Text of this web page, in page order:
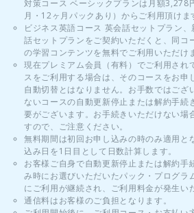
対策コース ベーシックプランは月額3,278
月・12ヶ月パックあり）からご利用頂けま
ビジネス英語コース 英会話セットプラン
話セットプランをご契約いただくと、同コ
の学習コンテンツを無料でご利用いただけ
現在プレミアム会員（有料）でご利用され
スをご利用する場合は、そのコースをお申
自動切替とはなりません。お手数ではござ
ないコースの自動更新停止または解約手続
要がございます。お手続きいただけない場
すので、ご注意ください。
無料期間は初回お申し込みの時のみ適用と
込み日を1日目として日数計算します。
お客様ご自身で自動更新停止または解約手
み時にお選びいただいたパック・プログラ
にご利用が継続され、ご利用料金が発生い
通信料はお客様のご負担となります。